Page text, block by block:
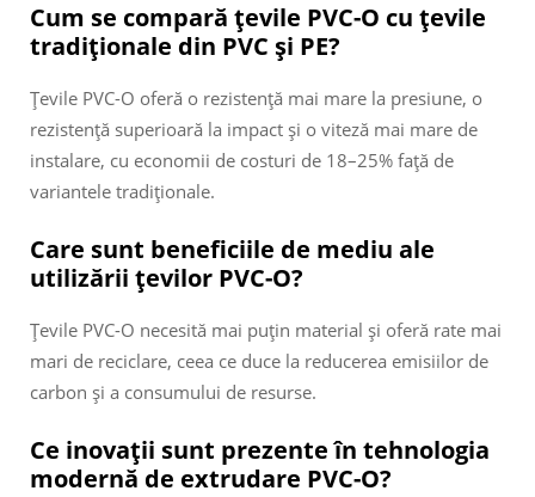
Cum se compară țevile PVC-O cu țevile
tradiționale din PVC și PE?
Țevile PVC-O oferă o rezistență mai mare la presiune, o
rezistență superioară la impact și o viteză mai mare de
instalare, cu economii de costuri de 18–25% față de
variantele tradiționale.
Care sunt beneficiile de mediu ale
utilizării țevilor PVC-O?
Țevile PVC-O necesită mai puțin material și oferă rate mai
mari de reciclare, ceea ce duce la reducerea emisiilor de
carbon și a consumului de resurse.
Ce inovații sunt prezente în tehnologia
modernă de extrudare PVC-O?